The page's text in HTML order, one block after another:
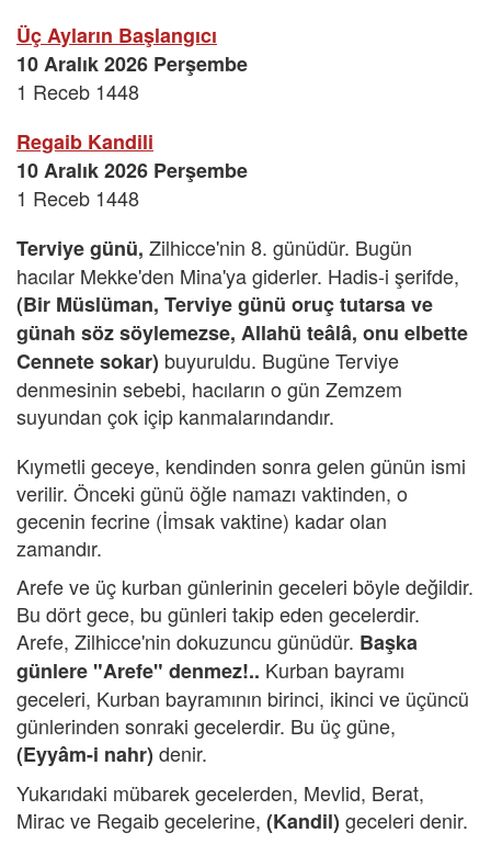
Üç Ayların Başlangıcı
10 Aralık 2026 Perşembe
1 Receb 1448
Regaib Kandili
10 Aralık 2026 Perşembe
1 Receb 1448
Terviye günü, Zilhicce'nin 8. günüdür. Bugün
hacılar Mekke'den Mina'ya giderler. Hadis-i şerifde,
(Bir Müslüman, Terviye günü oruç tutarsa ve
günah söz söylemezse, Allahü teâlâ, onu elbette
Cennete sokar) buyuruldu. Bugüne Terviye
denmesinin sebebi, hacıların o gün Zemzem
suyundan çok içip kanmalarındandır.
Kıymetli geceye, kendinden sonra gelen günün ismi
verilir. Önceki günü öğle namazı vaktinden, o
gecenin fecrine (İmsak vaktine) kadar olan
zamandır.
Arefe ve üç kurban günlerinin geceleri böyle değildir.
Bu dört gece, bu günleri takip eden gecelerdir.
Arefe, Zilhicce'nin dokuzuncu günüdür. Başka
günlere "Arefe" denmez!.. Kurban bayramı
geceleri, Kurban bayramının birinci, ikinci ve üçüncü
günlerinden sonraki gecelerdir. Bu üç güne,
(Eyyâm-i nahr) denir.
Yukarıdaki mübarek gecelerden, Mevlid, Berat,
Mirac ve Regaib gecelerine, (Kandil) geceleri denir.